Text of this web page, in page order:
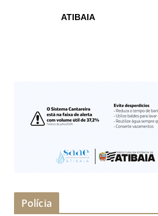
Polícia